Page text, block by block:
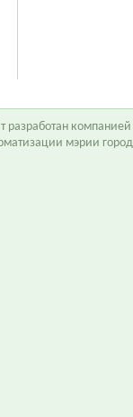
разработан компанией
мэрии